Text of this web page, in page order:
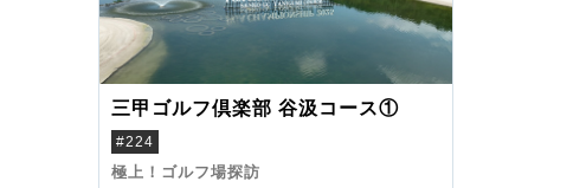
三甲ゴルフ倶楽部 谷汲コース①
#224
極上！ゴルフ場探訪